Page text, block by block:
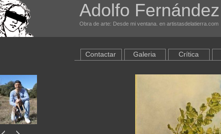
Adolfo
Obra de arte: Desde mi ventana. en artistasdelatierra.com
Contactar Galeria Crítica